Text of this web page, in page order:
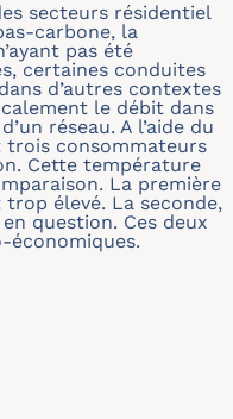
secteurs résidentiel
carbone, la
pas été
certaines conduites
d’autres contextes
le débit dans
réseau. A l’aide du
trois consommateurs
Cette température
La première
élevé. La seconde,
question. Ces deux
économiques.